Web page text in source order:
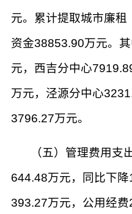
元。累计提取城市廉
资金38853.90万元。
元，西吉分中心
万元，泾源分中心
3796.27万元。
（五）管理费用支
644.48万元，同比下
393.27万元，公用经